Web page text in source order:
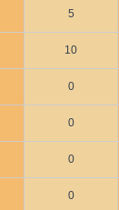
5
10
0
0
0
0